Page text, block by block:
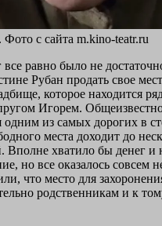
с сайта m.kino-teatr.ru
все равно было не
Рубан продать свое
которое находится
Игорем.
одним из самых дорогих в
места доходит до
Вполне хватило бы денег и
но все оказалось совсем
что место для
родственникам и к